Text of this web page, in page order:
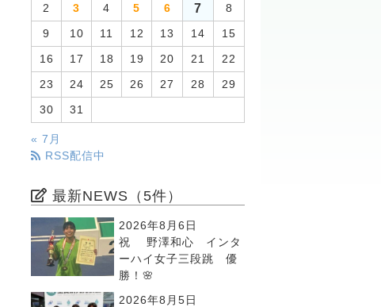
2 3 4 5 6 7 8
9 10 11 12 13 14 15
16 17 18 19 20 21 22
23 24 25 26 27 28 29
30 31
« 7月
RSS配信中
最新NEWS（5件）
2026年8月6日
祝 野澤和心 インタ
ーハイ女子三段跳 優
勝！🌸
2026年8月5日